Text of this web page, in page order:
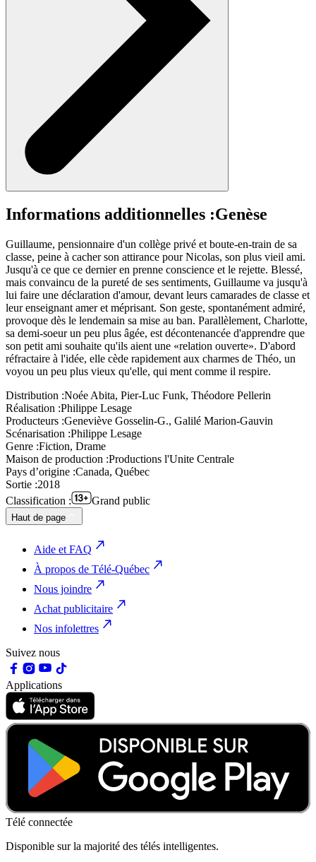
Informations additionnelles :Genèse
Guillaume, pensionnaire d'un collège privé et boute-en-train de sa
classe, peine à cacher son attirance pour Nicolas, son plus vieil ami.
Jusqu'à ce que ce dernier en prenne conscience et le rejette. Blessé,
mais convaincu de la pureté de ses sentiments, Guillaume va jusqu'à
lui faire une déclaration d'amour, devant leurs camarades de classe et
leur enseignant amer et méprisant. Son geste, spontanément admiré,
provoque dès le lendemain sa mise au ban. Parallèlement, Charlotte,
sa demi-soeur un peu plus âgée, est décontenancée d'apprendre que
son petit ami souhaite qu'ils aient une «relation ouverte». D'abord
réfractaire à l'idée, elle cède rapidement aux charmes de Théo, un
voyou un peu plus vieux qu'elle, qui ment comme il respire.
Distribution :Noée Abita, Pier-Luc Funk, Théodore Pellerin
Réalisation :Philippe Lesage
Producteurs :Geneviève Gosselin-G., Galilé Marion-Gauvin
Scénarisation :Philippe Lesage
Genre :Fiction, Drame
Maison de production :Productions l'Unite Centrale
Pays d’origine :Canada, Québec
Sortie :2018
Classification :
Grand public
Haut de page
Aide et FAQ
À propos de Télé-Québec
Nous joindre
Achat publicitaire
Nos infolettres
Suivez nous
Applications
Télé connectée
Disponible sur la majorité des télés intelligentes.